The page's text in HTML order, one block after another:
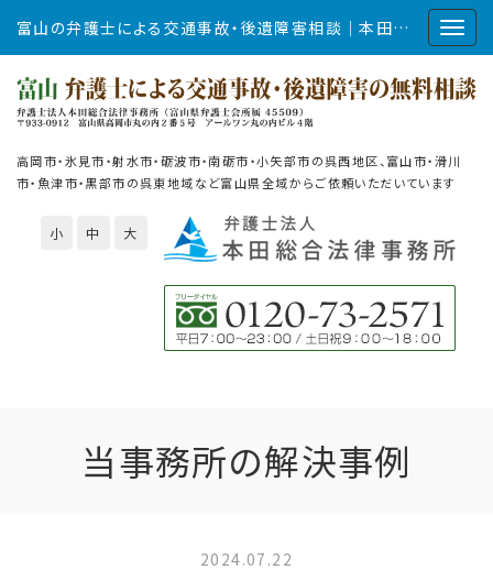
富山の弁護士による交通事故・後遺障害相談｜本田総合法律事務所
高岡市・氷見市・射水市・砺波市・南砺市・小矢部市の呉西地区、富山市・滑川
市・魚津市・黒部市の呉東地域など富山県全域からご依頼いただいています
小 中 大
当事務所の解決事例
2024.07.22